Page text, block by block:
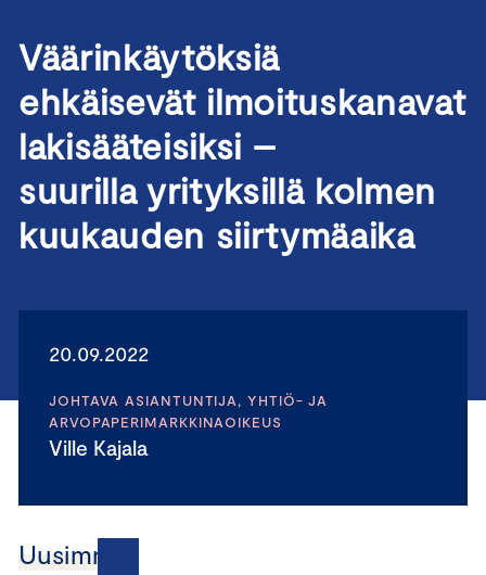
Väärinkäytöksiä
ehkäisevät ilmoituskanavat
lakisääteisiksi –
suurilla yrityksillä kolmen
kuukauden siirtymäaika
20.09.2022
JOHTAVA ASIANTUNTIJA, YHTIÖ- JA
ARVOPAPERIMARKKINAOIKEUS
Ville Kajala
Uusimmat